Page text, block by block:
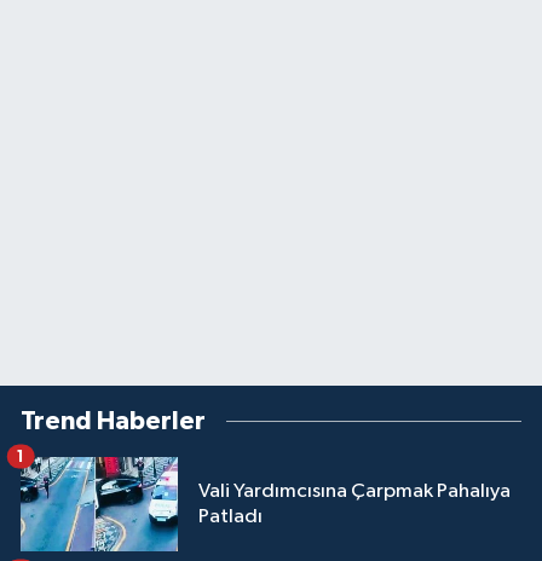
Trend Haberler
Vali Yardımcısına Çarpmak Pahalıya
Patladı
1